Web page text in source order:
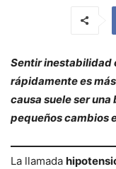
Sentir inestabilidad
rápidamente es
causa suele ser
pequeños cambios
La llamada